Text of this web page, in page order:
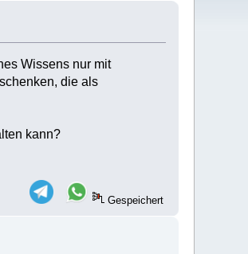
Wissens nur mit
die als
kann?
Gespeichert